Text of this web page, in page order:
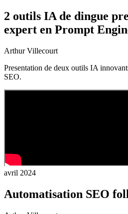
2 outils IA de dingue
expert en Prompt
Arthur Villecourt
Presentation de deux outils IA
SEO.
avril 2024
Automatisation SEO